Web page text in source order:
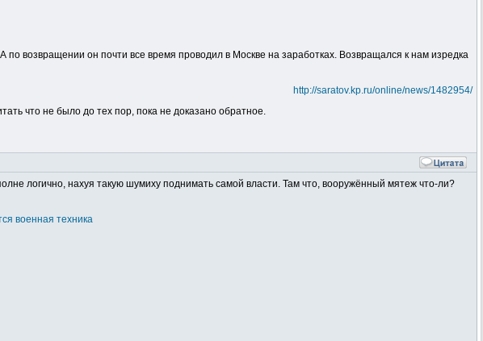
возвращении он почти все время проводил в Москве на заработках. Возвращался к нам изредка
http://saratov.kp.ru/online/news/1482954/
что не было до тех пор, пока не доказано обратное.
логично, нахуя такую шумиху поднимать самой власти. Там что, вооружённый мятеж что-ли?
военная техника